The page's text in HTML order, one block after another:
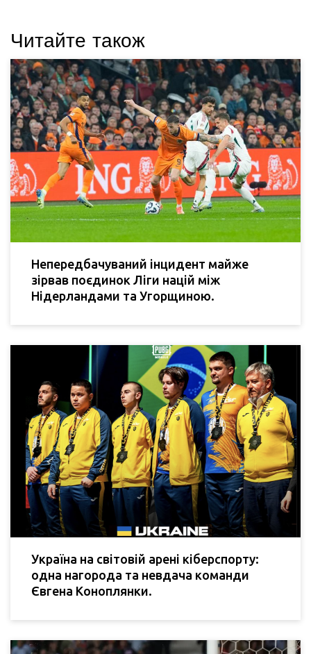
Читайте також
Непередбачуваний інцидент майже
зірвав поєдинок Ліги націй між
Нідерландами та Угорщиною.
Україна на світовій арені кіберспорту:
одна нагорода та невдача команди
Євгена Коноплянки.